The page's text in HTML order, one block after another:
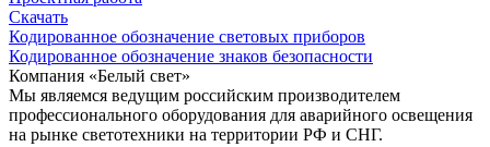
Скачать
Кодированное обозначение световых приборов
Кодированное обозначение знаков безопасности
Компания «Белый свет»
Мы являемся ведущим российским производителем
профессионального оборудования для аварийного освещения
на рынке светотехники на территории РФ и СНГ.